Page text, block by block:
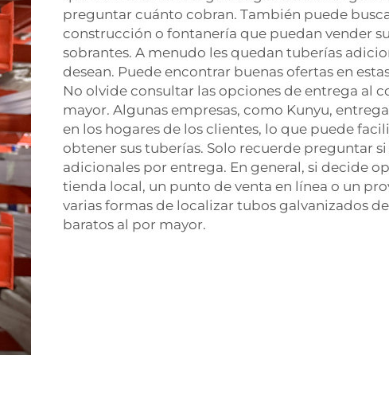
preguntar cuánto cobran. También puede
construcción o fontanería que puedan vender
sobrantes. A menudo les quedan tuberías
desean. Puede encontrar buenas ofertas en
No olvide consultar las opciones de entrega al
mayor. Algunas empresas, como Kunyu,
en los hogares de los clientes, lo que puede
obtener sus tuberías. Solo recuerde preguntar
adicionales por entrega. En general, si decide
tienda local, un punto de venta en línea o un
varias formas de localizar tubos galvanizados
baratos al por mayor.